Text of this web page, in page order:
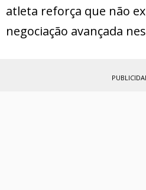
atleta reforça que não
negociação avançada